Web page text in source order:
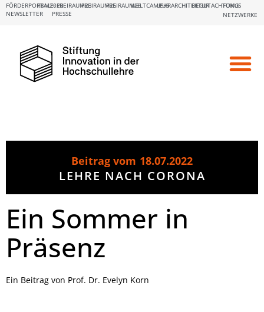
NEWSLETTER PRESSE
FÖRDERPORTALE:
FBM2020FREIRAUM23FREIRAUM25FREIRAUM26WELTCAMPUSLEHRARCHITEKTURBEGUTACHTUNG
FOKUS
NETZWERKE
Beitrag vom 18.07.2022
LEHRE NACH CORONA
Ein Sommer in
Präsenz
Ein Beitrag von Prof. Dr. Evelyn Korn